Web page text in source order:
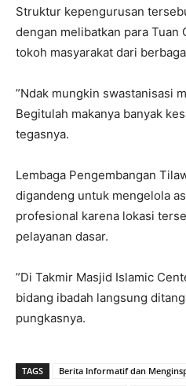
​Struktur kepengurusan
dengan melibatkan para Tuan
tokoh masyarakat dari
​”Ndak mungkin swastanisasi
Begitulah makanya banyak
tegasnya.
​Lembaga Pengembangan
digandeng untuk mengelola
profesional karena lokasi
pelayanan dasar.
​”Di Takmir Masjid Islamic
bidang ibadah langsung
pungkasnya.
TAGS Berita Informatif dan